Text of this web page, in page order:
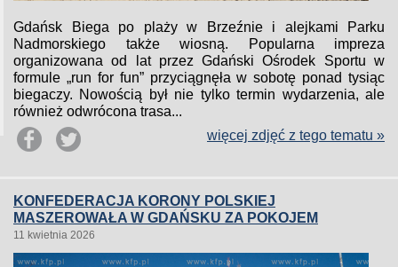
Gdańsk Biega po plaży w Brzeźnie i alejkami Parku
Nadmorskiego także wiosną. Popularna impreza
organizowana od lat przez Gdański Ośrodek Sportu w
formule „run for fun” przyciągnęła w sobotę ponad tysiąc
biegaczy. Nowością był nie tylko termin wydarzenia, ale
również odwrócona trasa...
więcej zdjęć z tego tematu »
KONFEDERACJA KORONY POLSKIEJ
MASZEROWAŁA W GDAŃSKU ZA POKOJEM
11 kwietnia 2026